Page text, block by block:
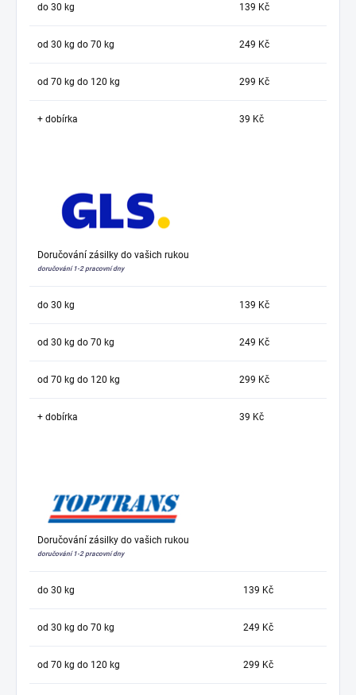
do 30 kg 139 Kč
od 30 kg do 70 kg 249 Kč
od 70 kg do 120 kg 299 Kč
+ dobírka 39 Kč
Doručování zásilky do vašich rukou
doručování 1-2 pracovní dny
do 30 kg 139 Kč
od 30 kg do 70 kg 249 Kč
od 70 kg do 120 kg 299 Kč
+ dobírka 39 Kč
Doručování zásilky do vašich rukou
doručování 1-2 pracovní dny
do 30 kg 139 Kč
od 30 kg do 70 kg 249 Kč
od 70 kg do 120 kg 299 Kč